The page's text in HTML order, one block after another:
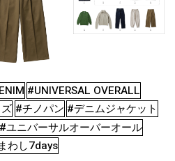
#UNIVERSAL OVERALL
#チノパン #デニムジャケット
#ユニバーサルオーバーオール
わし7days